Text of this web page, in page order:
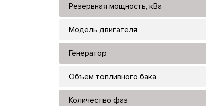
Резервная мощность, кВа
Модель двигателя
Генератор
Объем топливного бака
Количество фаз